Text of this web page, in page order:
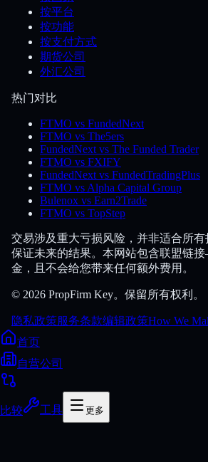
按平台
按功能
按支付方式
期货公司
外汇公司
热门对比
FTMO vs FundedNext
FTMO vs The5ers
FundedNext vs The Funded Trader
FTMO vs FXIFY
FundedNext vs FundedTradingPlus
FTMO vs Alpha Capital Group
Bulenox vs Earn2Trade
FTMO vs TopStep
交易涉及重大亏损风险，并非适合所
保证未来的结果。本网站包含联盟链
金，且不会给您带来任何额外费用。
© 2026 PropFirm Key。保留所有权利。
隐私政策服务条款编辑政策How We
首页
自营公司
比较 工具 更多